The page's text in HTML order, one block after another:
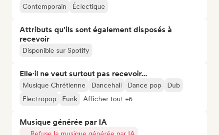
Contemporain Éclectique
Attributs qu'ils sont également disposés à
recevoir
Disponible sur Spotify
Elle·il ne veut surtout pas recevoir...
Musique Chrétienne Dancehall Dance pop
Dub
Electropop
Funk Afficher tout +6
Musique générée par IA